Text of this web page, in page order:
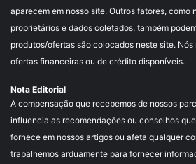
aparecem em nosso site. Outros fatores, como
proprietários e dados coletados, também
produtos/ofertas são colocados neste site.
ofertas financeiras ou de crédito disponíveis.
Nota Editorial
A compensação que recebemos de nossos
influencia as recomendações ou conselhos
fornece em nossos artigos ou afeta qualquer
trabalhemos arduamente para fornecer